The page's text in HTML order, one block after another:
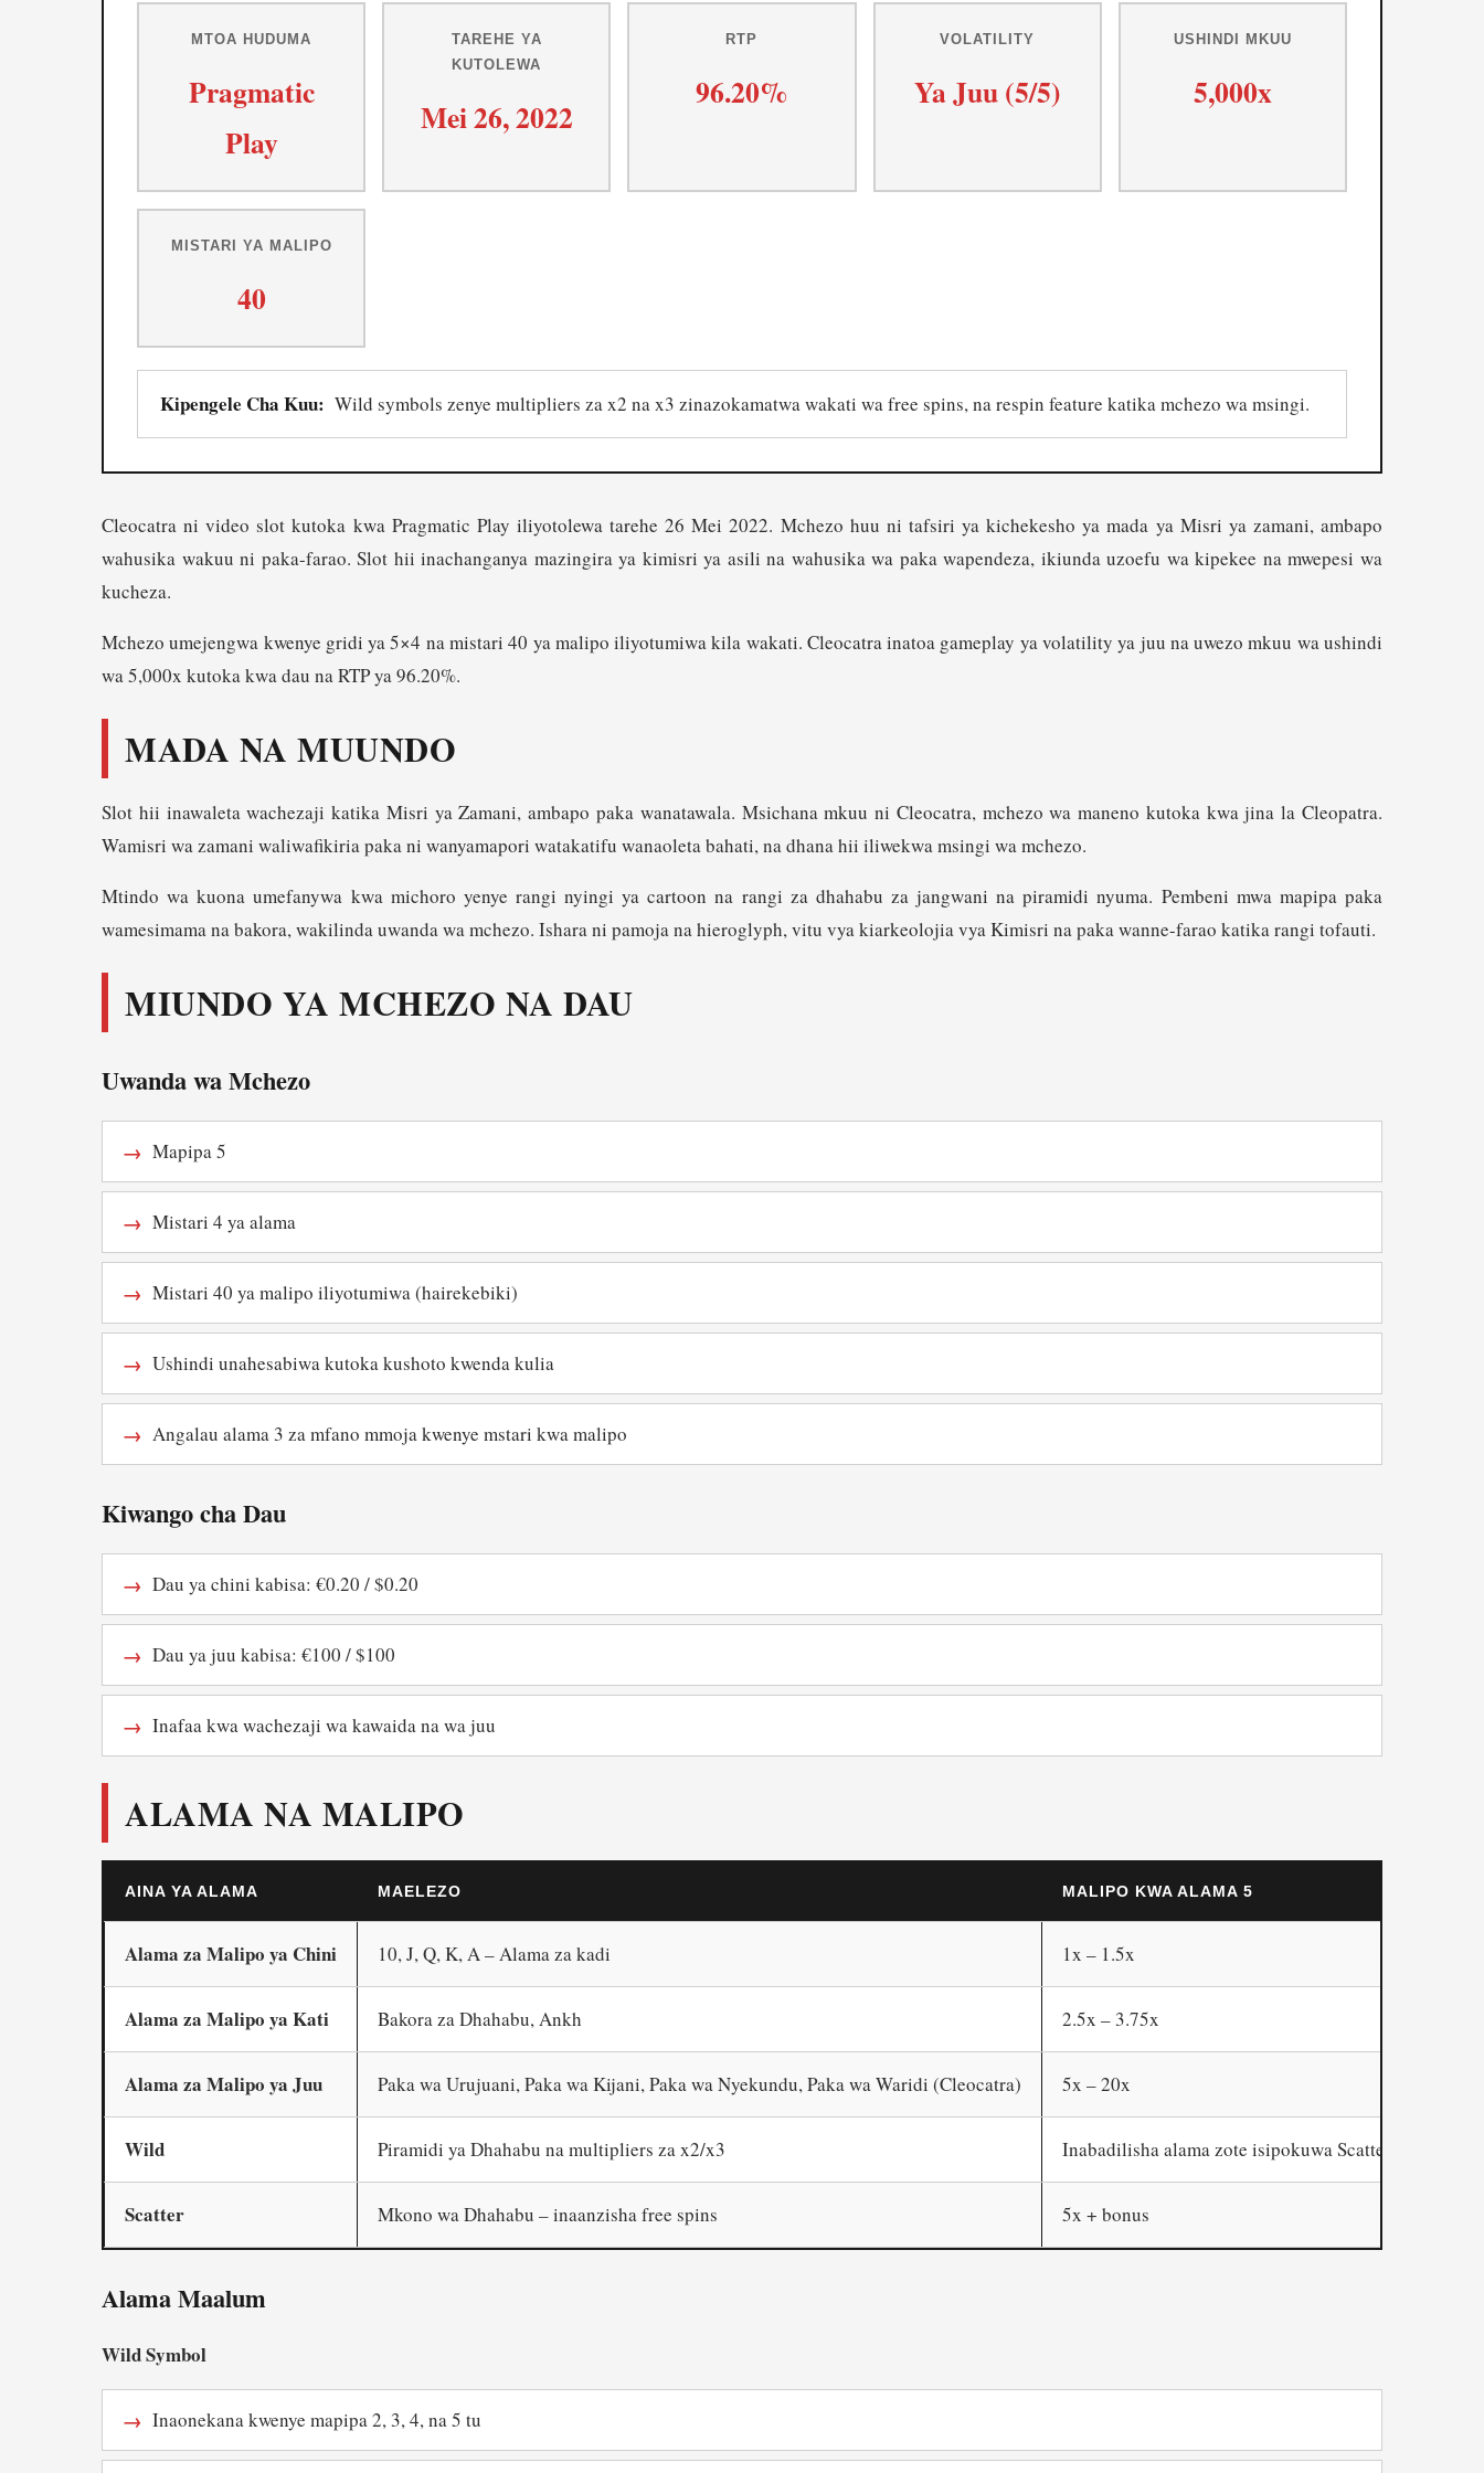
MTOA HUDUMA
Pragmatic
Play
TAREHE YA
KUTOLEWA
Mei 26, 2022
RTP
96.20%
VOLATILITY
Ya Juu (5/5)
USHINDI MKUU
5,000x
MISTARI YA MALIPO
40
Kipengele Cha Kuu: Wild symbols zenye multipliers za x2 na x3 zinazokamatwa wakati wa free spins, na respin feature katika mchezo wa msingi.
Cleocatra ni video slot kutoka kwa Pragmatic Play iliyotolewa tarehe 26 Mei 2022. Mchezo huu ni tafsiri ya kichekesho ya mada ya Misri ya zamani, ambapo
wahusika wakuu ni paka-farao. Slot hii inachanganya mazingira ya kimisri ya asili na wahusika wa paka wapendeza, ikiunda uzoefu wa kipekee na mwepesi wa
kucheza.
Mchezo umejengwa kwenye gridi ya 5×4 na mistari 40 ya malipo iliyotumiwa kila wakati. Cleocatra inatoa gameplay ya volatility ya juu na uwezo mkuu wa ushindi
wa 5,000x kutoka kwa dau na RTP ya 96.20%.
MADA NA MUUNDO
Slot hii inawaleta wachezaji katika Misri ya Zamani, ambapo paka wanatawala. Msichana mkuu ni Cleocatra, mchezo wa maneno kutoka kwa jina la Cleopatra.
Wamisri wa zamani waliwafikiria paka ni wanyamapori watakatifu wanaoleta bahati, na dhana hii iliwekwa msingi wa mchezo.
Mtindo wa kuona umefanywa kwa michoro yenye rangi nyingi ya cartoon na rangi za dhahabu za jangwani na piramidi nyuma. Pembeni mwa mapipa paka
wamesimama na bakora, wakilinda uwanda wa mchezo. Ishara ni pamoja na hieroglyph, vitu vya kiarkeolojia vya Kimisri na paka wanne-farao katika rangi tofauti.
MIUNDO YA MCHEZO NA DAU
Uwanda wa Mchezo
Mapipa 5
Mistari 4 ya alama
Mistari 40 ya malipo iliyotumiwa (hairekebiki)
Ushindi unahesabiwa kutoka kushoto kwenda kulia
Angalau alama 3 za mfano mmoja kwenye mstari kwa malipo
Kiwango cha Dau
Dau ya chini kabisa: €0.20 / $0.20
Dau ya juu kabisa: €100 / $100
Inafaa kwa wachezaji wa kawaida na wa juu
ALAMA NA MALIPO
AINA YA ALAMA MAELEZO MALIPO KWA ALAMA 5
Alama za Malipo ya Chini 10, J, Q, K, A – Alama za kadi 1x – 1.5x
Alama za Malipo ya Kati Bakora za Dhahabu, Ankh 2.5x – 3.75x
Alama za Malipo ya Juu Paka wa Urujuani, Paka wa Kijani, Paka wa Nyekundu, Paka wa Waridi (Cleocatra) 5x – 20x
Wild Piramidi ya Dhahabu na multipliers za x2/x3 Inabadilisha alama zote isipokuwa Scatter
Scatter Mkono wa Dhahabu – inaanzisha free spins 5x + bonus
Alama Maalum
Wild Symbol
Inaonekana kwenye mapipa 2, 3, 4, na 5 tu